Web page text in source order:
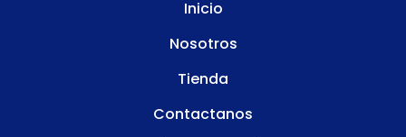
Inicio
Nosotros
Tienda
Contactanos